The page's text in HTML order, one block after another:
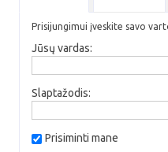
Prisijungimui įveskite savo
Jūsų vardas:
Slaptažodis:
Prisiminti mane